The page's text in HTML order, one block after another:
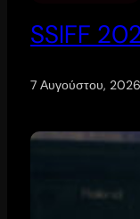
SSIFF
7 Αυγούστου, 2026